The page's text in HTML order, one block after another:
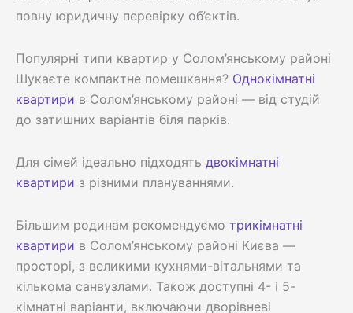
повну юридичну перевірку об’єктів.
Популярні типи квартир у Солом’янському районі
Шукаєте компактне помешкання? Однокімнатні
квартири в Солом’янському районі — від студій
до затишних варіантів біля парків.
Для сімей ідеально підходять двокімнатні
квартири з різними плануваннями.
Більшим родинам рекомендуємо трикімнатні
квартири в Солом’янському районі Києва —
просторі, з великими кухнями-вітальнями та
кількома санвузлами. Також доступні 4- і 5-
кімнатні варіанти, включаючи дворівневі